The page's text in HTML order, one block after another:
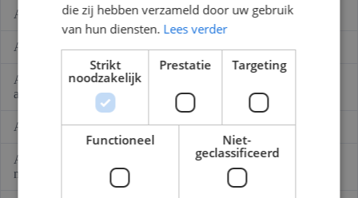
Aantal directe groepen 0
Aantal lichtgroepen 4
Aantal groepen achter
aardlekschakelaar
Aantal aardlekautomaten 0
Aantal aardlekschakelaars 30
mA
die zij hebben verzameld door uw gebruik
van hun diensten. Lees verder
Strikt
noodzakelijk
Prestatie Targeting
Functioneel
Niet-
geclassificeerd